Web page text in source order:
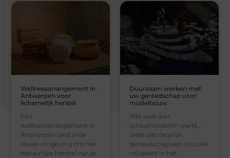
Wellnessarrangement in
Antwerpen voor
lichamelijk herstel
Een
wellnessarrangement in
Antwerpen bied je de
ideale omgeving om het
natuurlijke herstel van je
Duurzaam werken met
uw gereedschap voor
modelbouw
Wie vaak aan
schaalmodellen werkt,
weet dat degelijk
gereedschap een cruciale
rol speelt in het